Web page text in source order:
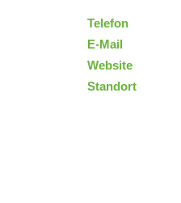
Telefon
E-Mail
Website
Standort